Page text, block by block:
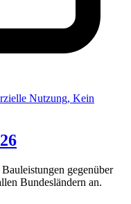
gegenüber
Bundesländern an.